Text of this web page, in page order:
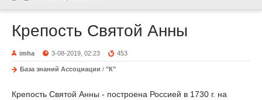
Крепость Святой Анны
imha 3-08-2019, 02:23 453
База знаний Ассоциации / "К"
Крепость Святой Анны - построена Россией в 1730 г. на